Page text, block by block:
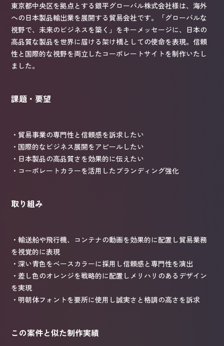
東京都中央区を拠点とする銀平グローバル株式会社様は、海外
への日本製品輸出業を展開する貿易会社です。「グローバルな
視野で、未来のビジネスを築く」をキーメッセージに、日本の
高品質な製品を世界に届ける架け橋としての使命を表現。信頼
性と国際的な視野を両立したコーポレートサイトを制作いたし
ました。
課題・要望
・貿易事業の専門性と信頼感を訴求したい
・国際的なビジネス展開をアピールしたい
・日本製品の高品質さを効果的に伝えたい
・コーポレートカラーを活用したブランディング強化
取り組み
・輸送船や飛行機、コンテナの動画を効果的に配置し貿易業務
を視覚的に表現
・深い青色をベースカラーに採用し信頼感と専門性を演出
・差し色のオレンジを戦略的に配置しメリハリのあるデザイン
を実現
・明朝体フォントを要所に使用し誠実さと格調の高さを訴求
この案件と似た制作実績